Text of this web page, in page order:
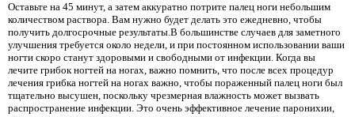
Оставьте на 45 минут, а затем аккуратно потрите палец ноги небольшим
количеством раствора. Вам нужно будет делать это ежедневно, чтобы
получить долгосрочные результаты.В большинстве случаев для заметного
улучшения требуется около недели, и при постоянном использовании ваши
ногти скоро станут здоровыми и свободными от инфекции. Когда вы
лечите грибок ногтей на ногах, важно помнить, что после всех процедур
лечения грибка ногтей на ногах важно, чтобы пораженный палец ноги был
тщательно высушен, поскольку чрезмерная влажность может вызвать
распространение инфекции. Это очень эффективное лечение паронихии,